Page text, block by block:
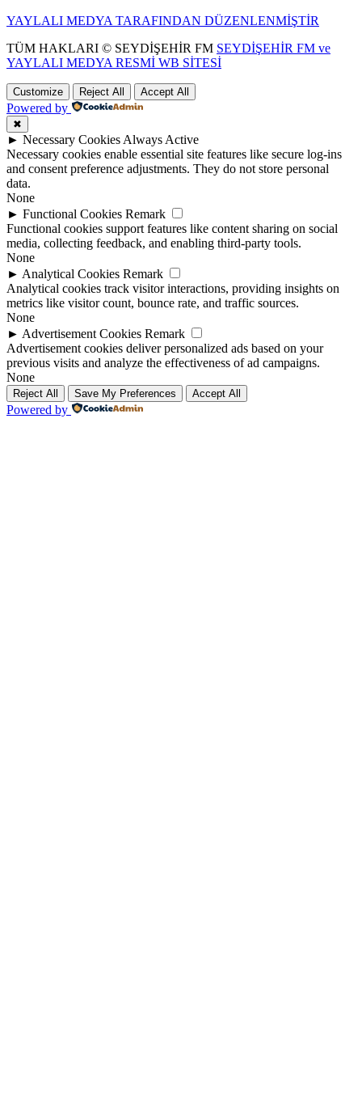
YAYLALI MEDYA TARAFINDAN DÜZENLENMİŞTİR
TÜM HAKLARI © SEYDİŞEHİR FM SEYDİŞEHİR FM ve
YAYLALI MEDYA RESMİ WB SİTESİ
Customize Reject All Accept All
Powered by
✖
► Necessary Cookies Always Active
Necessary cookies enable essential site features like secure log-ins
and consent preference adjustments. They do not store personal
data.
None
► Functional Cookies Remark
Functional cookies support features like content sharing on social
media, collecting feedback, and enabling third-party tools.
None
► Analytical Cookies Remark
Analytical cookies track visitor interactions, providing insights on
metrics like visitor count, bounce rate, and traffic sources.
None
► Advertisement Cookies Remark
Advertisement cookies deliver personalized ads based on your
previous visits and analyze the effectiveness of ad campaigns.
None
Reject All Save My Preferences Accept All
Powered by